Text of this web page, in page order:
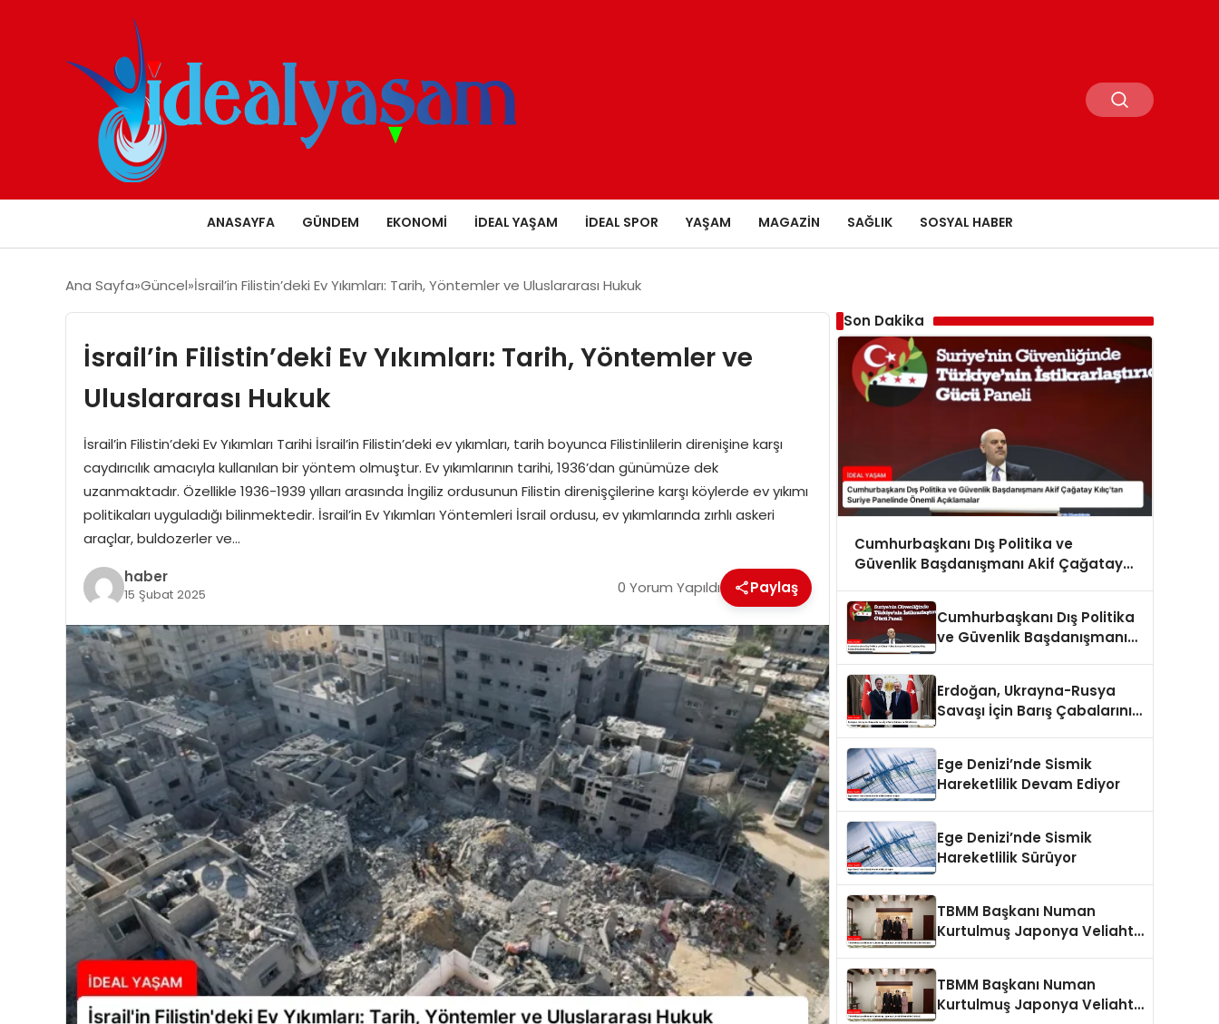
ANASAYFA GÜNDEM EKONOMI İDEAL YAŞAM İDEAL SPOR YAŞAM MAGAZIN SAĞLIK SOSYAL HABER
Ana Sayfa Güncel İsrail’in Filistin’deki Ev Yıkımları: Tarih, Yöntemler ve Uluslararası Hukuk
İsrail’in Filistin’deki Ev Yıkımları: Tarih, Yöntemler ve
Uluslararası Hukuk
İsrail’in Filistin’deki Ev Yıkımları Tarihi İsrail’in Filistin’deki ev yıkımları, tarih boyunca Filistinlilerin direnişine karşı
caydırıcılık amacıyla kullanılan bir yöntem olmuştur. Ev yıkımlarının tarihi, 1936’dan günümüze dek
uzanmaktadır. Özellikle 1936-1939 yılları arasında İngiliz ordusunun Filistin direnişçilerine karşı köylerde ev yıkımı
politikaları uyguladığı bilinmektedir. İsrail’in Ev Yıkımları Yöntemleri İsrail ordusu, ev yıkımlarında zırhlı askeri
araçlar, buldozerler ve…
haber
15 Şubat 2025 0 Yorum Yapıldı Paylaş
Son Dakika
Cumhurbaşkanı Dış Politika ve
Güvenlik Başdanışmanı Akif Çağatay
Açıklamalar
Cumhurbaşkanı Dış Politika
ve Güvenlik Başdanışmanı
Erdoğan, Ukrayna-Rusya
Savaşı İçin Barış Çabalarını
Ege Denizi’nde Sismik
Hareketlilik Devam Ediyor
Ege Denizi’nde Sismik
Hareketlilik Sürüyor
TBMM Başkanı Numan
Kurtulmuş Japonya Veliaht
TBMM Başkanı Numan
Kurtulmuş Japonya Veliaht